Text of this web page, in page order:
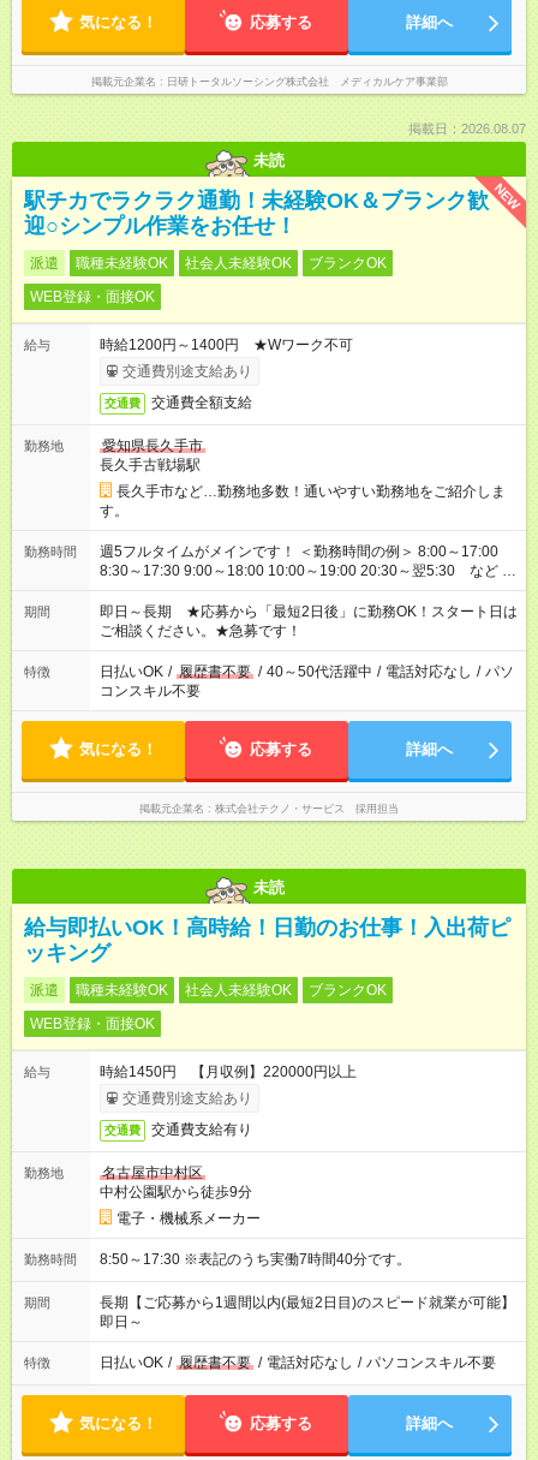
気になる！ 応募する 詳細へ
掲載元企業名 日研トータルソーシング株式会社 メディカルケア事業部
掲載日：2026.08.07
未読
NEW
駅チカでラクラク通勤！未経験OK＆ブランク歓
迎○シンプル作業をお任せ！
派遣 職種未経験OK 社会人未経験OK
ブランクOK
WEB登録・面接OK
給与
時給1200円～1400円 ★Wワーク不可
交通費別途支給あり
交通費 交通費全額支給
勤務地
愛知県長久手市
長久手古戦場駅
長久手市など…勤務地多数！通いやすい勤務地をご紹介しま
す。
勤務時間
週5フルタイムがメインです！ ＜勤務時間の例＞ 8:00～17:00
8:30～17:30 9:00～18:00 10:00～19:00 20:30～翌5:30 など ★
その他にも勤務時間多数！ 日勤のみ、残業なし、交替制など
ご希望を教えてください！
期間
即日～長期 ★応募から「最短2日後」に勤務OK！スタート日は
ご相談ください。★急募です！
特徴 日払いOK / 履歴書不要 / 40～50代活躍中 / 電話対応なし / パソ
コンスキル不要
気になる！ 応募する 詳細へ
掲載元企業名 株式会社テクノ・サービス 採用担当
未読
給与即払いOK！高時給！日勤のお仕事！入出荷ピ
ッキング
派遣 職種未経験OK 社会人未経験OK
ブランクOK
WEB登録・面接OK
給与
時給1450円 【月収例】220000円以上
交通費別途支給あり
交通費 交通費支給有り
勤務地
名古屋市中村区
中村公園駅から徒歩9分
電子・機械系メーカー
勤務時間 8:50～17:30 ※表記のうち実働7時間40分です。
期間
長期【ご応募から1週間以内(最短2日目)のスピード就業が可能】
即日～
特徴 日払いOK / 履歴書不要 / 電話対応なし / パソコンスキル不要
気になる！ 応募する 詳細へ